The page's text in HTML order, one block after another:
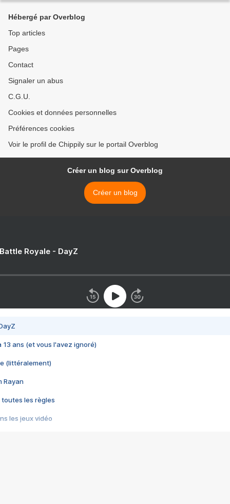
Hébergé par Overblog
Top articles
Pages
Contact
Signaler un abus
C.G.U.
Cookies et données personnelles
Préférences cookies
Voir le profil de Chippily sur le portail Overblog
Créer un blog sur Overblog
Créer un blog
Royale - DayZ
13 ans (et vous l'avez ignoré)
(littéralement)
Rayan
toutes les règles
les jeux vidéo